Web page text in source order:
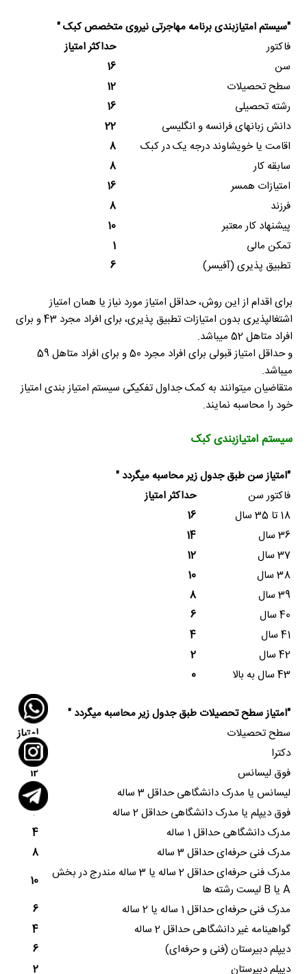
"سیستم امتیازبندی برنامه مهاجرتی نیروی متخصص کبک "
حداکثر امتیاز
فاکتور
16
سن
12
سطح تحصیلات
16
رشته تحصیلی
22
دانش زبانهای فرانسه و انگلیسی
8
اقامت یا خویشاوند درجه یک در کبک
8
سابقه کار
16
امتیازات همسر
8
فرزند
10
پیشنهاد کار معتبر
1
تمکن مالی
6
تطبیق پذیری (آفیسر)
برای اقدام از این روش، حداقل امتیاز مورد نیاز یا همان امتیاز
اشتغالپذیری بدون امتیازات تطبیق پذیری، برای افراد مجرد 43 و برای
افراد متاهل 52 میباشد.
و حداقل امتیاز قبولی برای افراد مجرد 50 و برای افراد متاهل 59
میباشد.
متقاضیان میتوانند به کمک جداول تفکیکی سیستم امتیاز بندی امتیاز
خود را محاسبه نمایند.
سیستم امتیازبندی کبک
"امتیاز سن طبق جدول زیر محاسبه میگردد "
حداکثر امتیاز
فاکتور سن
16
18 تا 35 سال
14
36 سال
12
37 سال
10
38 سال
8
39 سال
6
40 سال
4
41 سال
2
42 سال
0
43 سال به بالا
"امتیاز سطح تحصیلات طبق جدول زیر محاسبه میگردد "
امتیاز
سطح تحصیلات
14
دکترا
12
فوق لیسانس
10
لیسانس یا مدرک دانشگاهی حداقل 3 ساله
6
فوق دیپلم یا مدرک دانشگاهی حداقل 2 ساله
4
مدرک دانشگاهی حداقل 1 ساله
8
مدرک فنی حرفه‌ای حداقل 3 ساله
10
مدرک فنی حرفه‌ای حداقل 2 ساله یا 3 ساله مندرج در بخش
A یا B لیست رشته ها
6
مدرک فنی حرفه‌ای حداقل 1 ساله یا 2 ساله
4
گواهینامه غیر دانشگاهی حداقل 2 ساله
6
دیپلم دبیرستان (فنی و حرفه‌ای)
2
دیپلم دبیرستان